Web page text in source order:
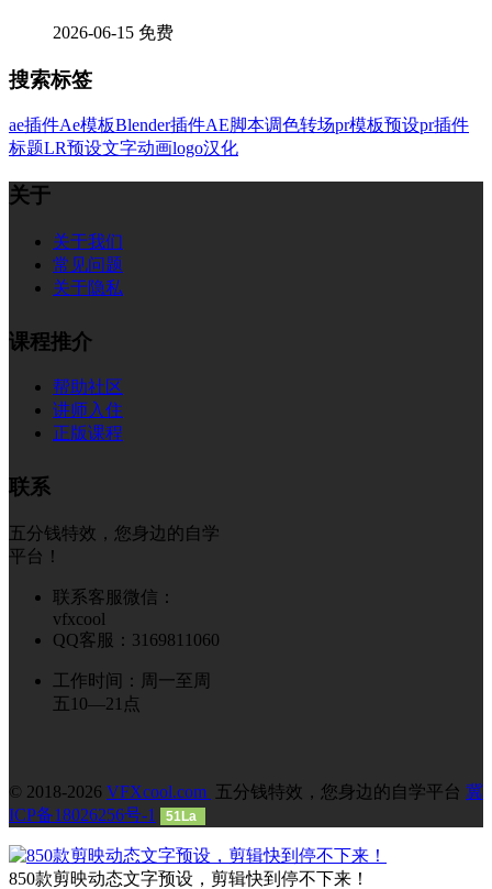
2026-06-15 免费
搜索标签
ae插件Ae模板Blender插件AE脚本调色转场pr模板预设pr插件
标题LR预设文字动画logo汉化
关于
关于我们
常见问题
关于隐私
课程推介
帮助社区
讲师入住
正版课程
联系
五分钱特效，您身边的自学
平台！
联系客服微信：
vfxcool
QQ客服：3169811060
工作时间：周一至周
五10—21点
© 2018-2026 VFXcool.com 五分钱特效，您身边的自学平台 冀
ICP备18026256号-1
51La
850款剪映动态文字预设，剪辑快到停不下来！